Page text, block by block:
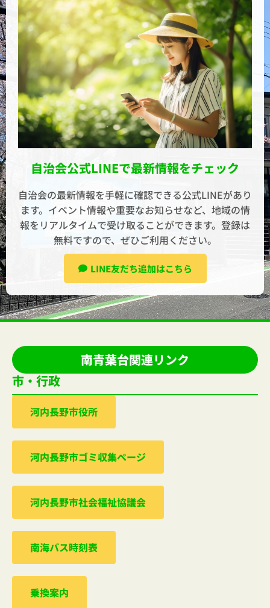
自治会公式LINEで最新情報をチェック
自治会の最新情報を手軽に確認できる公式LINEがあり
ます。イベント情報や重要なお知らせなど、地域の情
報をリアルタイムで受け取ることができます。登録は
無料ですので、ぜひご利用ください。
LINE友だち追加はこちら
南青葉台関連リンク
市・行政
河内⻑野市役所
河内⻑野市ゴミ収集ぺージ
河内⻑野市社会福祉協議会
南海バス時刻表
乗換案内